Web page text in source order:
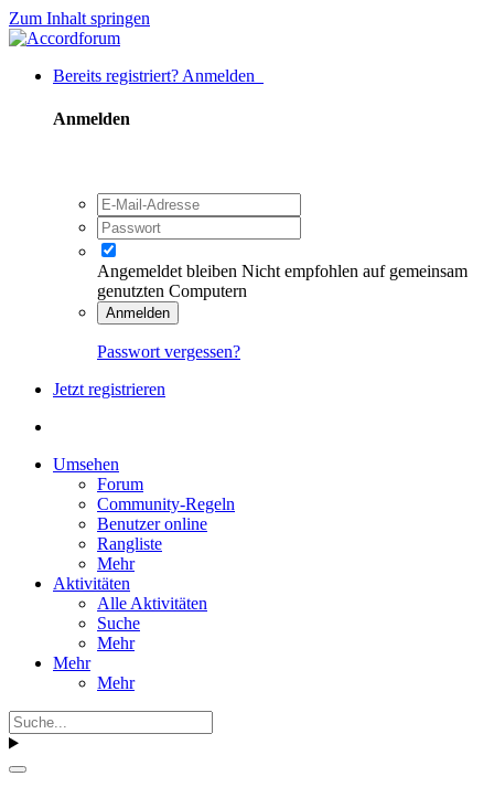
Zum Inhalt springen
Bereits registriert? Anmelden
Anmelden
Angemeldet bleiben Nicht empfohlen auf gemeinsam
genutzten Computern
Anmelden
Passwort vergessen?
Jetzt registrieren
Umsehen
Forum
Community-Regeln
Benutzer online
Rangliste
Mehr
Aktivitäten
Alle Aktivitäten
Suche
Mehr
Mehr
Mehr